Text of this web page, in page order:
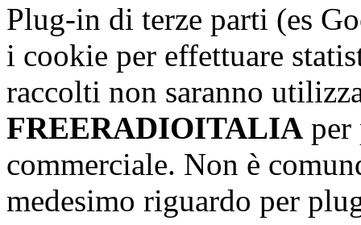
Plug-in di terze parti (es
i cookie per effettuare
raccolti non saranno
FREERADIOITALIA per
commerciale. Non è
medesimo riguardo per